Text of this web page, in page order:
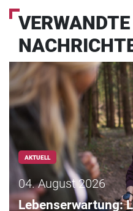
VERWANDTE
AKTUELL
04. August 2026
Lebenserwartung: